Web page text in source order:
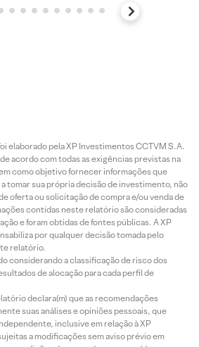
elaborado pela XP Investimentos CCTVM S.A.
acordo com todas as exigências previstas na
como objetivo fornecer informações que
tomar sua própria decisão de investimento, não
oferta ou solicitação de compra e/ou venda de
contidas neste relatório são consideradas
e foram obtidas de fontes públicas. A XP
por qualquer decisão tomada pelo
relatório.
considerando a classificação de risco dos
de alocação para cada perfil de
declara(m) que as recomendações
suas análises e opiniões pessoais, que
inclusive em relação à XP
a modificações sem aviso prévio em